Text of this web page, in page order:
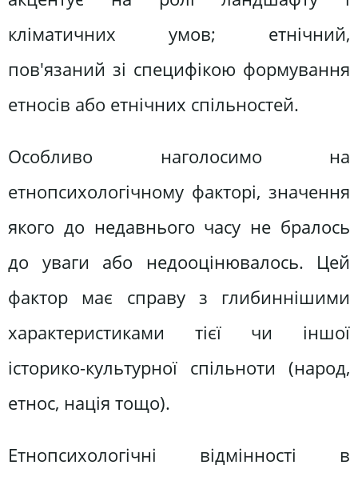
кліматичних умов; етнічний,
пов'язаний зі специфікою формування
етносів або етнічних спільностей.
Особливо наголосимо на
етнопсихологічному факторі, значення
якого до недавнього часу не бралось
до уваги або недооцінювалось. Цей
фактор має справу з глибиннішими
характеристиками тієї чи іншої
історико-культурної спільноти (народ,
етнос, нація тощо).
Етнопсихологічні відмінності в